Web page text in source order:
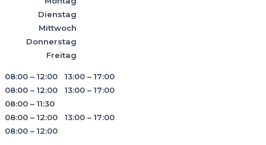
Dienstag
Mittwoch
Donnerstag
Freitag
08:00 – 12:00 13:00 – 17:00
08:00 – 12:00 13:00 – 17:00
08:00 – 11:30
08:00 – 12:00 13:00 – 17:00
08:00 – 12:00